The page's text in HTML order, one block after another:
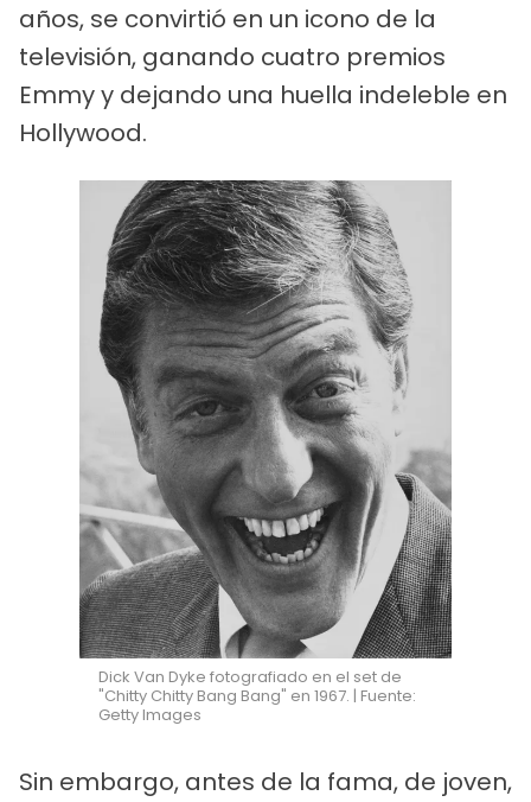
años, se convirtió en un icono de la
televisión, ganando cuatro premios
Emmy y dejando una huella indeleble en
Hollywood.
Dick Van Dyke fotografiado en el set de
"Chitty Chitty Bang Bang" en 1967. | Fuente:
Getty Images
Sin embargo, antes de la fama, de joven,